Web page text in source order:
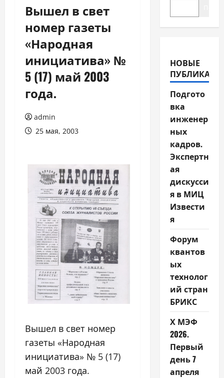
Вышел в свет
номер газеты
«Народная
инициатива» №
5 (17) май 2003
года.
admin
25 мая, 2003
Вышел в свет номер
газеты «Народная
инициатива» № 5 (17)
май 2003 года.
НОВЫЕ
Подгото
вка
инженер
ных
кадров.
Экспертн
ая
дискусси
я в МИЦ
Извести
я
Форум
квантов
ых
технолог
ий стран
БРИКС
Х МЭФ
2026.
Первый
день 7
апреля